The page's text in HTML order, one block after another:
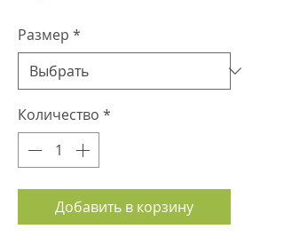
Размер *
Количество *
Добавить в корзину